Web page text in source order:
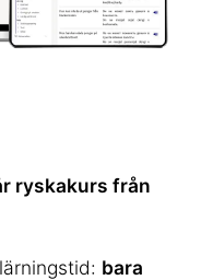
ryskakurs från
bara